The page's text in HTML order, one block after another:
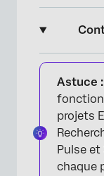
À propos
Ajouter
Modifier
Ajouter
Exporter
Astuce :
projets
Pulse
chaque